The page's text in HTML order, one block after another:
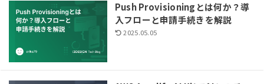
Push Provisioningとは何か？導
入フローと申請手続きを解説
2025.05.05